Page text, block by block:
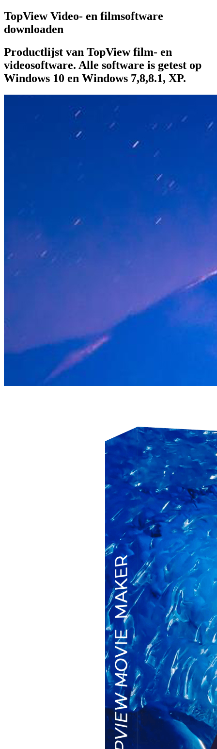
TopView Video- en filmsoftware
downloaden
Productlijst van TopView film- en
videosoftware. Alle software is getest op
Windows 10 en Windows 7,8,8.1, XP.